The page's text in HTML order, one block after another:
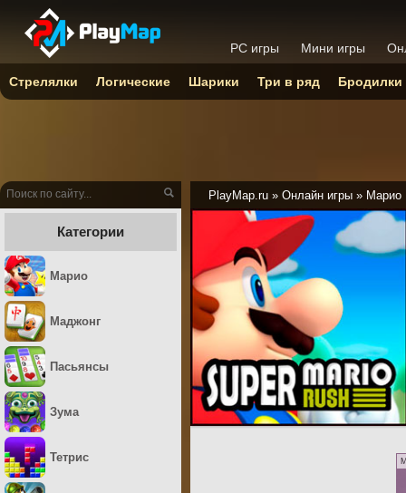
PlayMap.ru » Онлайн игры » Марио
Категории
Марио
Маджонг
Пасьянсы
Зума
Тетрис
PC игры Мини игры
Стрелялки Логические Шарики Три в ряд Бродилки